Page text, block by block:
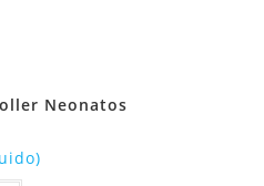
Neonatos